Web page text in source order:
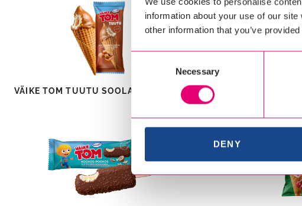
information about your use of our
other information that you’ve
Necessary
DENY
VÄIKE TOM TUUTU SOOLAKARAMELLI VÄIKE TOM TUUTU